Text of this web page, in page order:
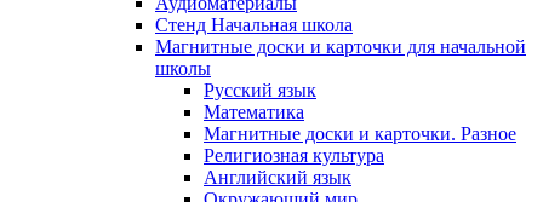
Стенд Начальная школа
Магнитные доски и карточки для начальной
школы
Русский язык
Математика
Магнитные доски и карточки. Разное
Религиозная культура
Английский язык